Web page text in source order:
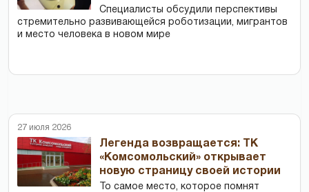
Специалисты обсудили перспективы
стремительно развивающейся роботизации, мигрантов
и место человека в новом мире
27 июля 2026
Легенда возвращается: ТК
«Комсомольский» открывает
новую страницу своей истории
То самое место, которое помнят